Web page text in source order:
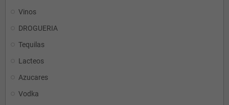
Vinos
DROGUERIA
Tequilas
Lacteos
Azucares
Vodka